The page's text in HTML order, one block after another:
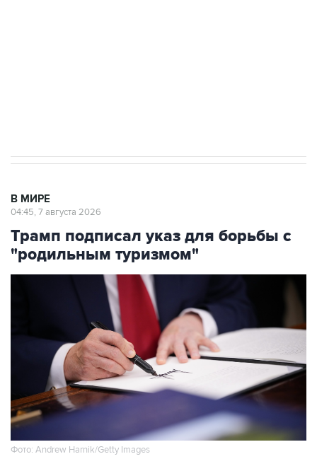
Трамп подписал указ для борьбы с
"родильным туризмом"
Фото: Andrew Harnik/Getty Images
Москва. 7 августа. INTERFAX.RU - Президент